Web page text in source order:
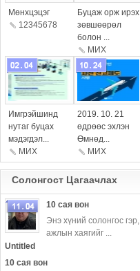
more
Мөнхцэцэг
12345678
more
Буцаж орж ирэх
зөвшөөрөл
болон ...
МИX
more
Имгрэйшинд
нутаг буцах
мэдэгдэл...
МИХ
more
2019. 10. 21
өдрөөс эхлэн
Өмнөд...
МИX
Солонгост Цагаачлаx
more
10 сая вон
Энэ хүний ​​солонгос гэр,
ажлын хаягийг ...
Untitled
10 сая вон